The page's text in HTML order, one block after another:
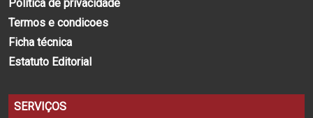
Política de privacidade
Termos e condicoes
Ficha técnica
Estatuto Editorial
SERVIÇOS